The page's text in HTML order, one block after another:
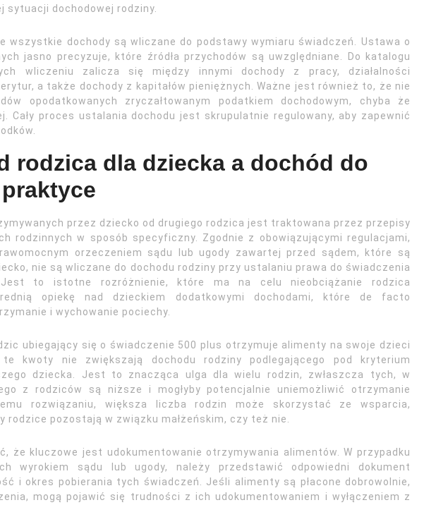
sytuacji dochodowej rodziny.
wszystkie dochody są wliczane do podstawy wymiaru świadczeń. Ustawa o
jasno precyzuje, które źródła przychodów są uwzględniane. Do katalogu
wliczeniu zalicza się między innymi dochody z pracy, działalności
a także dochody z kapitałów pieniężnych. Ważne jest również to, że nie
opodatkowanych zryczałtowanym podatkiem dochodowym, chyba że
Cały proces ustalania dochodu jest skrupulatnie regulowany, aby zapewnić
rodzica dla dziecka a dochód do
przez dziecko od drugiego rodzica jest traktowana przez przepisy
rodzinnych w sposób specyficzny. Zgodnie z obowiązującymi regulacjami,
orzeczeniem sądu lub ugody zawartej przed sądem, które są
nie są wliczane do dochodu rodziny przy ustalaniu prawa do świadczenia
Jest to istotne rozróżnienie, które ma na celu nieobciążanie rodzica
opiekę nad dzieckiem dodatkowymi dochodami, które de facto
i wychowanie pociechy.
ubiegający się o świadczenie 500 plus otrzymuje alimenty na swoje dzieci
kwoty nie zwiększają dochodu rodziny podlegającego pod kryterium
dziecka. Jest to znacząca ulga dla wielu rodzin, zwłaszcza tych, w
z rodziców są niższe i mogłyby potencjalnie uniemożliwić otrzymanie
rozwiązaniu, większa liczba rodzin może skorzystać ze wsparcia,
rodzice pozostają w związku małżeńskim, czy też nie.
że kluczowe jest udokumentowanie otrzymywania alimentów. W przypadku
wyrokiem sądu lub ugody, należy przedstawić odpowiedni dokument
i okres pobierania tych świadczeń. Jeśli alimenty są płacone dobrowolnie,
mogą pojawić się trudności z ich udokumentowaniem i wyłączeniem z